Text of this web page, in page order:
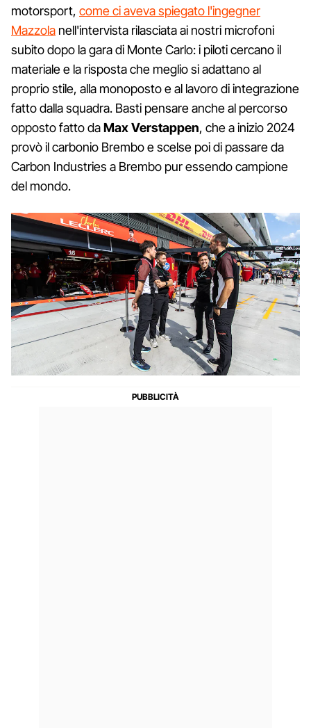
motorsport, come ci aveva spiegato l'ingegner
Mazzola nell'intervista rilasciata ai nostri microfoni
subito dopo la gara di Monte Carlo: i piloti cercano il
materiale e la risposta che meglio si adattano al
proprio stile, alla monoposto e al lavoro di integrazione
fatto dalla squadra. Basti pensare anche al percorso
opposto fatto daMax Verstappen, che a inizio 2024
provò il carbonio Brembo e scelse poi di passare da
Carbon Industries a Brembo pur essendo campione
del mondo.